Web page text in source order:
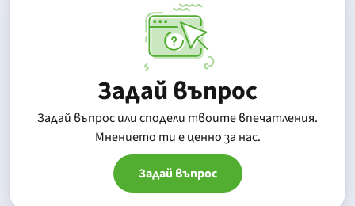
Задай въпрос
Задай въпрос или сподели твоите впечатления.
Mнението ти е ценно за нас.
Задай въпрос